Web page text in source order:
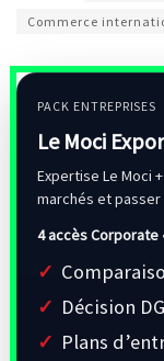
Commerce
PACK ENTREPRISES
Le Moci
Expertise Le Moci
marchés et passer
4 accès Corporate
Décision
Plans